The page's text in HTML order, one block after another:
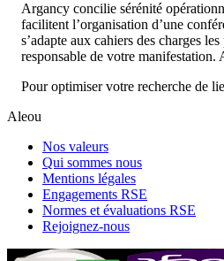
Argancy concilie sérénité
facilitent l’organisation d’une
s’adapte aux cahiers des charges
responsable de votre
Pour optimiser votre recherche de
Aleou
Nos valeurs
Qui sommes nous
Mentions légales
Engagements RSE
Normes et évaluations RSE
Rejoignez-nous